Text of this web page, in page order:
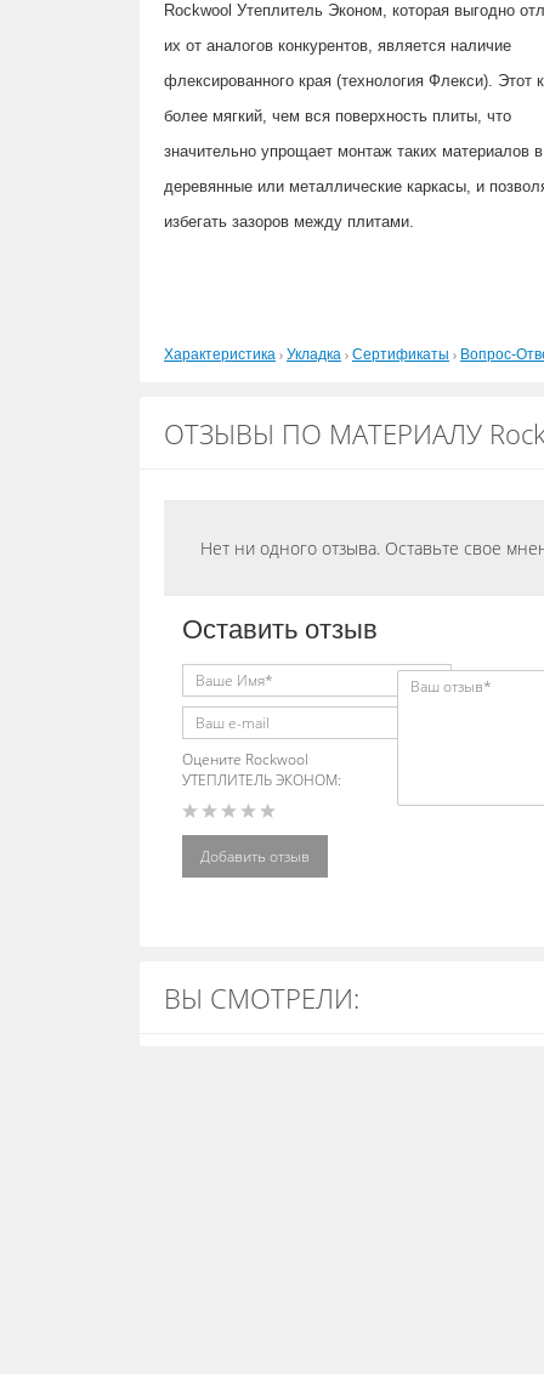
Rockwool Утеплитель Эконом, которая выгодно
их от аналогов конкурентов, является наличие
флексированного края (технология Флекси). Этот
более мягкий, чем вся поверхность плиты, что
значительно упрощает монтаж таких материалов в
деревянные или металлические каркасы, и
избегать зазоров между плитами.
Характеристика › Укладка › Сертификаты › Вопрос-
ОТЗЫВЫ ПО МАТЕРИАЛУ
Нет ни одного отзыва. Оставьте свое
Оставить отзыв
Оцените Rockwool
УТЕПЛИТЕЛЬ ЭКОНОМ:
Добавить отзыв
ВЫ СМОТРЕЛИ: